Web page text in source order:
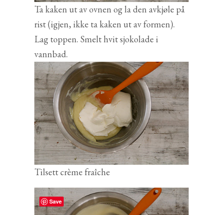
Ta kaken ut av ovnen og la den avkjøle på
rist (igjen, ikke ta kaken ut av formen).
Lag toppen. Smelt hvit sjokolade i
vannbad.
Tilsett crème fraîche
Save